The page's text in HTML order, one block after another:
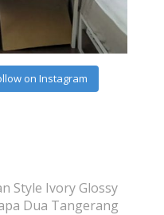
on Instagram
Style Ivory Glossy
Dua Tangerang